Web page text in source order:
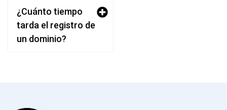
¿Cuánto tiempo
tarda el registro de
un dominio?